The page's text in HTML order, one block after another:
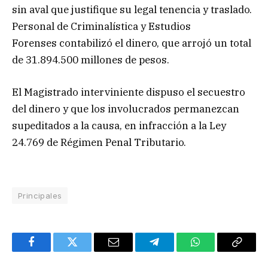
sin aval que justifique su legal tenencia y traslado.
Personal de Criminalística y Estudios
Forenses contabilizó el dinero, que arrojó un total
de 31.894.500 millones de pesos.
El Magistrado interviniente dispuso el secuestro
del dinero y que los involucrados permanezcan
supeditados a la causa, en infracción a la Ley
24.769 de Régimen Penal Tributario.
Principales